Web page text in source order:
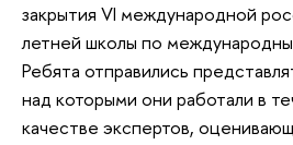
закрытия VI международной
летней школы по
Ребята отправились
над которыми они работали в
качестве экспертов,